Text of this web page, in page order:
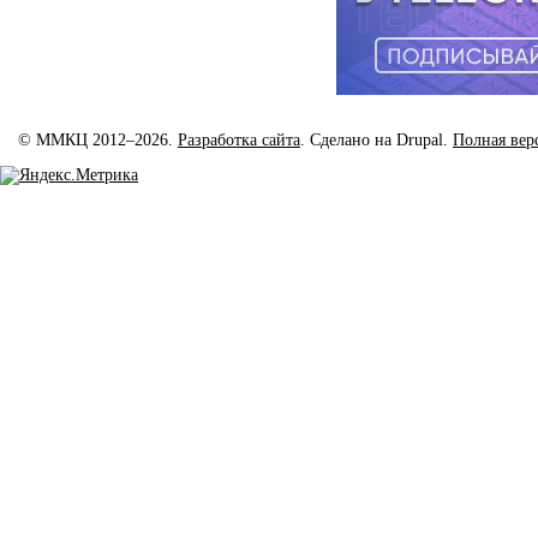
© ММКЦ 2012–2026. Разработка сайта. Сделано на Drupal. Полная